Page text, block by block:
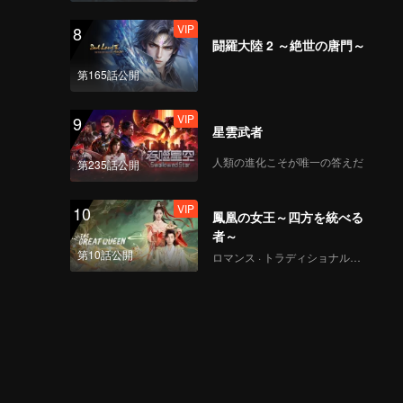
8
第165話公開
VIP
闘羅大陸 2 ～絶世の唐門～
9
第235話公開
VIP
星雲武者
人類の進化こそが唯一の答えだ
10
第10話公開
VIP
鳳凰の女王～四方を統べる
者～
ロマンス · トラディショナル・コスチューム · ファンタジー